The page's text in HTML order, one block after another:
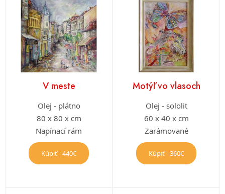
V meste
Olej - plátno
80 x 80 x cm
Napínací rám
Kúpiť - 440€
Motýľ vo vlasoch
Olej - sololit
60 x 40 x cm
Zarámované
Kúpiť - 360€